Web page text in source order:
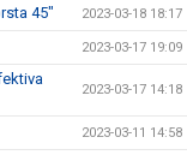
45" 2023-03-18 18:17
2023-03-17 19:09
2023-03-17 14:18
2023-03-11 14:58